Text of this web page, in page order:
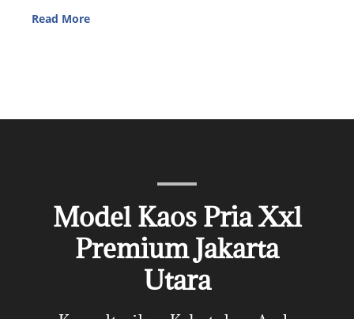
Read More
Model Kaos Pria Xxl
Premium Jakarta
Utara